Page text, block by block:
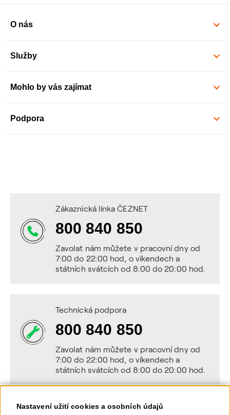
Nastavení užití cookies a osobních údajů
O nás
Služby
Mohlo by vás zajímat
Podpora
Zákaznická linka ČEZNET
800 840 850
Zavolat nám můžete v pracovní dny od
7:00 do 22:00 hod, o víkendech a
státních svátcích od 8:00 do 20:00 hod.
Technická podpora
800 840 850
Zavolat nám můžete v pracovní dny od
7:00 do 22:00 hod, o víkendech a
státních svátcích od 8:00 do 20:00 hod.
Napište nám